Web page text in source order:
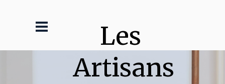
Les
Artisans